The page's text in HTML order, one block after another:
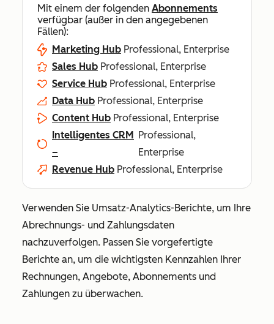
Mit einem der folgenden Abonnements
verfügbar (außer in den angegebenen
Fällen):
Marketing Hub Professional, Enterprise
Sales Hub Professional, Enterprise
Service Hub Professional, Enterprise
Data Hub Professional, Enterprise
Content Hub Professional, Enterprise
Intelligentes CRM
–
Professional,
Enterprise
Revenue Hub Professional, Enterprise
Verwenden Sie Umsatz-Analytics-Berichte, um Ihre
Abrechnungs- und Zahlungsdaten
nachzuverfolgen. Passen Sie vorgefertigte
Berichte an, um die wichtigsten Kennzahlen Ihrer
Rechnungen, Angebote, Abonnements und
Zahlungen zu überwachen.